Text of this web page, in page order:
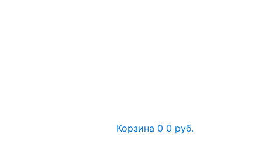
Корзина 0 0 руб.